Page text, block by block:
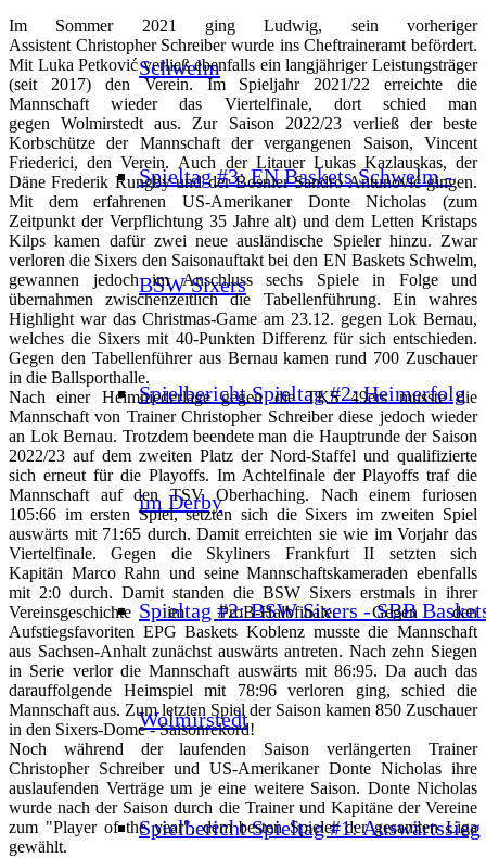
Schwelm
Spieltag #3: EN Baskets Schwelm -
BSW Sixers
Spielbericht Spieltag #2: Heimerfolg
im Derby
Spieltag #2: BSW Sixers - SBB
Wolmirstedt
Spielbericht Spieltag #1: Auswärtssieg
Im Sommer 2021 ging Ludwig, sein vorheriger
Assistent Christopher Schreiber wurde ins Cheftraineramt befördert.
Mit Luka Petković verließ ebenfalls ein langjähriger Leistungsträger
(seit 2017) den Verein. Im Spieljahr 2021/22 erreichte die
Mannschaft wieder das Viertelfinale, dort schied man
gegen Wolmirstedt aus. Zur Saison 2022/23 verließ der beste
Korbschütze der Mannschaft der vergangenen Saison, Vincent
Friederici, den Verein. Auch der Litauer Lukas Kazlauskas, der
Däne Frederik Rungby und der Bosnier Sandro Antunović gingen.
Mit dem erfahrenen US-Amerikaner Donte Nicholas (zum
Zeitpunkt der Verpflichtung 35 Jahre alt) und dem Letten Kristaps
Kilps kamen dafür zwei neue ausländische Spieler hinzu. Zwar
verloren die Sixers den Saisonauftakt bei den EN Baskets Schwelm,
gewannen jedoch im Anschluss sechs Spiele in Folge und
übernahmen zwischenzeitlich die Tabellenführung. Ein wahres
Highlight war das Christmas-Game am 23.12. gegen Lok Bernau,
welches die Sixers mit 40-Punkten Differenz für sich entschieden.
Gegen den Tabellenführer aus Bernau kamen rund 700 Zuschauer
in die Ballsporthalle.
Nach einer Heimniederlage gegen die TKS 49ers musste die
Mannschaft von Trainer Christopher Schreiber diese jedoch wieder
an Lok Bernau. Trotzdem beendete man die Hauptrunde der Saison
2022/23 auf dem zweiten Platz der Nord-Staffel und qualifizierte
sich erneut für die Playoffs. Im Achtelfinale der Playoffs traf die
Mannschaft auf den TSV Oberhaching. Nach einem furiosen
105:66 im ersten Spiel, setzten sich die Sixers im zweiten Spiel
auswärts mit 71:65 durch. Damit erreichten sie wie im Vorjahr das
Viertelfinale. Gegen die Skyliners Frankfurt II setzten sich
Kapitän Marco Rahn und seine Mannschaftskameraden ebenfalls
mit 2:0 durch. Damit standen die BSW Sixers erstmals in ihrer
Vereinsgeschichte im ProB-Halbfinale. Gegen den
Aufstiegsfavoriten EPG Baskets Koblenz musste die Mannschaft
aus Sachsen-Anhalt zunächst auswärts antreten. Nach zehn Siegen
in Serie verlor die Mannschaft auswärts mit 86:95. Da auch das
darauffolgende Heimspiel mit 78:96 verloren ging, schied die
Mannschaft aus. Zum letzten Spiel der Saison kamen 850 Zuschauer
in den Sixers-Dome - Saisonrekord!
Noch während der laufenden Saison verlängerten Trainer
Christopher Schreiber und US-Amerikaner Donte Nicholas ihre
auslaufenden Verträge um je eine weitere Saison. Donte Nicholas
wurde nach der Saison durch die Trainer und Kapitäne der Vereine
zum "Player of the year", dem besten Spieler der gesamten Liga
gewählt.